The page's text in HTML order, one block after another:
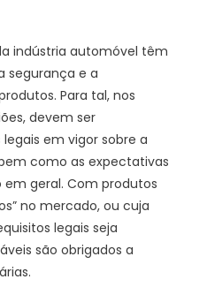
indústria automóvel têm
segurança e a
Para tal, nos
devem ser
em vigor sobre a
como as expectativas
geral. Com produtos
no mercado, ou cuja
legais seja
são obrigados a